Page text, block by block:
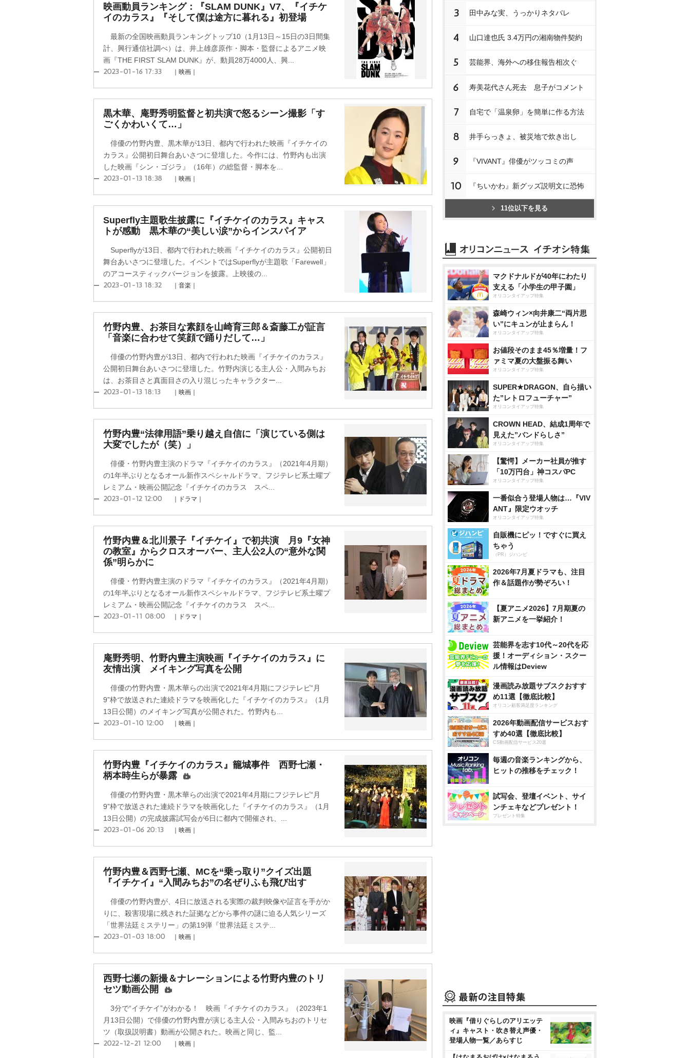
映画動員ランキング：『SLAM DUNK』V7、『イチケ
イのカラス』『そして僕は途方に暮れる』初登場
最新の全国映画動員ランキングトップ10（1月13日～15日の3日間集
計、興行通信社調べ）は、井上雄彦原作・脚本・監督によるアニメ映
画『THE FIRST SLAM DUNK』が、動員28万4000人、興...
2023-01-16 17:33 ｜映画｜
黒木華、庵野秀明監督と初共演で怒るシーン撮影「す
ごくかわいくて…」
俳優の竹野内豊、黒木華が13日、都内で行われた映画『イチケイの
カラス』公開初日舞台あいさつに登壇した。今作には、竹野内も出演
した映画『シン・ゴジラ』（16年）の総監督・脚本を...
2023-01-13 18:38 ｜映画｜
Superfly主題歌生披露に『イチケイのカラス』キャス
トが感動 黒木華の“美しい涙”からインスパイア
Superflyが13日、都内で行われた映画『イチケイのカラス』公開初日
舞台あいさつに登壇した。イベントではSuperflyが主題歌「Farewell」
のアコースティックバージョンを披露。上映後の...
2023-01-13 18:32 ｜音楽｜
竹野内豊、お茶目な素顔を山崎育三郎＆斎藤工が証言
「音楽に合わせて笑顔で踊りだして…」
俳優の竹野内豊が13日、都内で行われた映画『イチケイのカラス』
公開初日舞台あいさつに登壇した。竹野内演じる主人公・入間みちお
は、お茶目さと真面目さの入り混じったキャラクター...
2023-01-13 18:13 ｜映画｜
竹野内豊“法律用語”乗り越え自信に「演じている側は
大変でしたが（笑）」
俳優・竹野内豊主演のドラマ『イチケイのカラス』（2021年4月期）
の1年半ぶりとなるオール新作スペシャルドラマ、フジテレビ系土曜プ
レミアム・映画公開記念『イチケイのカラス スペ...
2023-01-12 12:00 ｜ドラマ｜
竹野内豊＆北川景子『イチケイ』で初共演 月9『女神
の教室』からクロスオーバー、主人公2人の“意外な関
係”明らかに
俳優・竹野内豊主演のドラマ『イチケイのカラス』（2021年4月期）
の1年半ぶりとなるオール新作スペシャルドラマ、フジテレビ系土曜プ
レミアム・映画公開記念『イチケイのカラス スペ...
2023-01-11 08:00 ｜ドラマ｜
庵野秀明、竹野内豊主演映画『イチケイのカラス』に
友情出演 メイキング写真を公開
俳優の竹野内豊・黒木華らの出演で2021年4月期にフジテレビ“月
9”枠で放送された連続ドラマを映画化した『イチケイのカラス』（1月
13日公開）のメイキング写真が公開された。竹野内も...
2023-01-10 12:00 ｜映画｜
竹野内豊『イチケイのカラス』籠城事件 西野七瀬・
柄本時生らが暴露
俳優の竹野内豊・黒木華らの出演で2021年4月期にフジテレビ“月
9”枠で放送された連続ドラマを映画化した『イチケイのカラス』（1月
13日公開）の完成披露試写会が6日に都内で開催され、...
2023-01-06 20:13 ｜映画｜
竹野内豊＆西野七瀬、MCを“乗っ取り”クイズ出題
『イチケイ』“入間みちお”の名ぜりふも飛び出す
俳優の竹野内豊が、4日に放送される実際の裁判映像や証言を手がか
りに、殺害現場に残された証拠などから事件の謎に迫る人気シリーズ
「世界法廷ミステリー」の第19弾『世界法廷ミステ...
2023-01-03 18:00 ｜映画｜
西野七瀬の新撮＆ナレーションによる竹野内豊のトリ
セツ動画公開
3分で“イチケイ”がわかる！ 映画『イチケイのカラス』（2023年1
月13日公開）で俳優の竹野内豊が演じる主人公・入間みちおのトリセ
ツ（取扱説明書）動画が公開された。映画と同じ、監...
2022-12-21 12:00 ｜映画｜
3 田中みな実、うっかりネタバレ
4 山口達也氏 3.4万円の湘南物件契約
5 芸能界、海外への移住報告相次ぐ
6 寿美花代さん死去 息子がコメント
7 自宅で「温泉卵」を簡単に作る方法
8 井手らっきょ、被災地で炊き出し
9 『VIVANT』俳優がツッコミの声
10 『ちいかわ』新グッズ説明文に恐怖
11位以下を見る
マクドナルドが40年にわたり
支える「小学生の甲子園」
オリコンタイアップ特集
森崎ウィン×向井康二“両片思
い”にキュンが止まらん！
オリコンタイアップ特集
お値段そのまま45％増量！フ
ァミマ夏の大盤振る舞い
オリコンタイアップ特集
SUPER★DRAGON、自ら描い
た”レトロフューチャー”
オリコンタイアップ特集
CROWN HEAD、結成1周年で
見えた”バンドらしさ”
オリコンタイアップ特集
【驚愕】メーカー社員が推す
「10万円台」神コスパPC
オリコンタイアップ特集
一番似合う登場人物は…『VIV
ANT』限定ウオッチ
オリコンタイアップ特集
自販機にピッ！ですぐに買え
ちゃう
（PR）ジハンピ
2026年7月夏ドラマも、注目
作＆話題作が勢ぞろい！
【夏アニメ2026】7月期夏の
新アニメを一挙紹介！
芸能界を志す10代～20代を応
援！オーディション・スクー
ル情報はDeview
漫画読み放題サブスクおすす
め11選【徹底比較】
オリコン顧客満足度ランキング
2026年動画配信サービスおす
すめ40選【徹底比較】
CS動画配信サービス20選
毎週の音楽ランキングから、
ヒットの推移をチェック！
試写会、登壇イベント、サイ
ンチェキなどプレゼント！
プレゼント特集
映画『借りぐらしのアリエッテ
ィ』キャスト・吹き替え声優・
登場人物一覧／あらすじ